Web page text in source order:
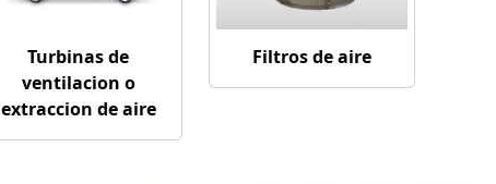
Turbinas de
ventilacion o
extraccion de aire
Filtros de aire